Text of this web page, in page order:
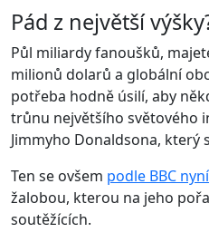
Pád z největší
Půl miliardy fanoušků,
milionů dolarů a globální
potřeba hodně úsilí, aby
trůnu největšího světového
Jimmyho Donaldsona, který
Ten se ovšem podle BBC
žalobou, kterou na jeho
soutěžících.